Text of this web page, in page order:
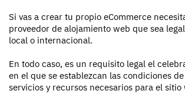
Si vas a crear tu propio eCommerce
proveedor de alojamiento web que sea
local o internacional.
En todo caso, es un requisito legal el
en el que se establezcan las condiciones
servicios y recursos necesarios para el sitio